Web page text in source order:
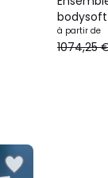
bodysoft
gris
à partir de
1074,25